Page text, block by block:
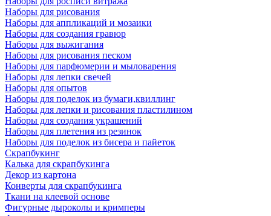
Наборы для рисования
Наборы для аппликаций и мозаики
Наборы для создания гравюр
Наборы для выжигания
Наборы для рисования песком
Наборы для парфюмерии и мыловарения
Наборы для лепки свечей
Наборы для опытов
Наборы для поделок из бумаги,квиллинг
Наборы для лепки и рисования пластилином
Наборы для создания украшений
Наборы для плетения из резинок
Наборы для поделок из бисера и пайеток
Скрапбукинг
Калька для скрапбукинга
Декор из картона
Конверты для скрапбукинга
Ткани на клеевой основе
Фигурные дыроколы и кримперы